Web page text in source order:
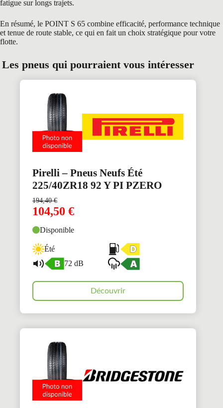
fatigue sur longs trajets.
En résumé, le POINT S 65 combine efficacité, performance technique
et tenue de route stable, ce qui en fait un choix stratégique pour votre
flotte.
Les pneus qui pourraient vous intéresser
Pirelli – Pneus Neufs Été
225/40ZR18 92 Y PI PZERO
194,40€
104,50 €
Disponible
Été
72 dB
Découvrir